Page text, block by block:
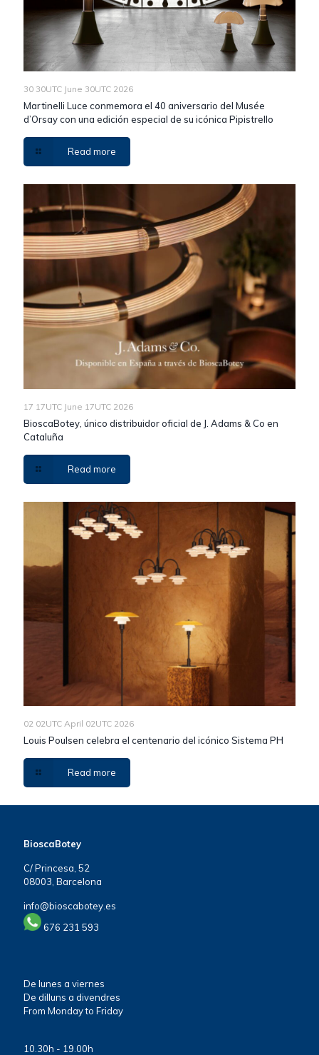
30 30UTC June 30UTC 2026
Martinelli Luce conmemora el 40 aniversario del Musée
d’Orsay con una edición especial de su icónica Pipistrello
Read more
17 17UTC June 17UTC 2026
BioscaBotey, único distribuidor oficial de J. Adams & Co en
Cataluña
Read more
02 02UTC April 02UTC 2026
Louis Poulsen celebra el centenario del icónico Sistema PH
Read more
BioscaBotey
C/ Princesa, 52
08003, Barcelona
info@bioscabotey.es
676 231 593
De lunes a viernes
De dilluns a divendres
From Monday to Friday
10.30h - 19.00h